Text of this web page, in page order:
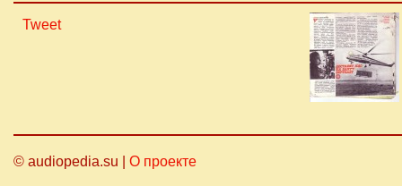
Tweet
© audiopedia.su | О проекте